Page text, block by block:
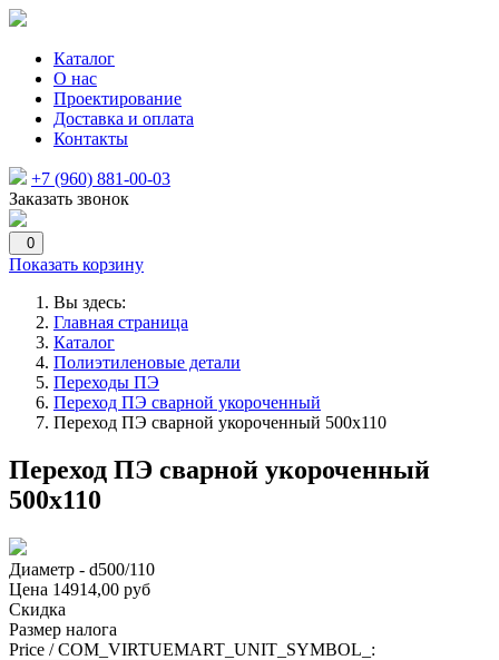
Каталог
О нас
Проектирование
Доставка и оплата
Контакты
+7 (960) 881-00-03
Заказать звонок
0
Показать корзину
Вы здесь:
Главная страница
Каталог
Полиэтиленовые детали
Переходы ПЭ
Переход ПЭ сварной укороченный
Переход ПЭ сварной укороченный 500х110
Переход ПЭ сварной укороченный
500х110
Диаметр - d500/110
Цена 14914,00 руб
Скидка
Размер налога
Price / COM_VIRTUEMART_UNIT_SYMBOL_: